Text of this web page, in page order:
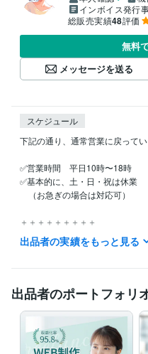
インボイス発行
総販売実績48評価
無料
メッセージを送る
スケジュール
下記の通り、通常営業に戻って
✅営業時間　平日10時〜18時
✅基本的に、土・日・祝は休業
（お急ぎの場合は対応可）
＋＋＋＋＋＋＋＋＋
お問い合わせはいつでもお気軽に
※22時から10時は返事が遅れます※
職歴
資格・検定
出品者の実績をもっと見る
出品者のポートフォリ